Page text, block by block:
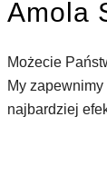
Amola
Możecie
My
najbardziej